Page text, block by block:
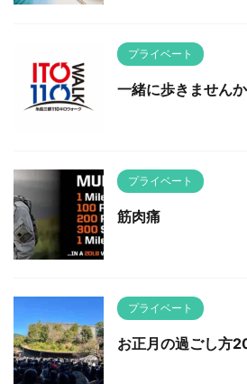
プライベート
一緒に歩きません
プライベート
筋肉痛
プライベート
お正月の過ごし方